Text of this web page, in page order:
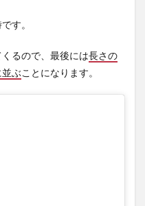
す。
るので、最後には長さの
ぶことになります。